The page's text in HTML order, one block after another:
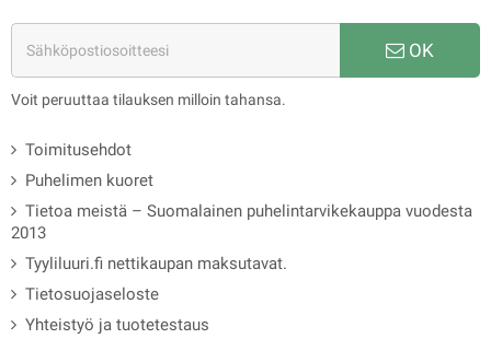
OK
Voit peruuttaa tilauksen milloin tahansa.
Toimitusehdot
Puhelimen kuoret
Tietoa meistä – Suomalainen puhelintarvikekauppa vuodesta
2013
Tyyliluuri.fi nettikaupan maksutavat.
Tietosuojaseloste
Yhteistyö ja tuotetestaus